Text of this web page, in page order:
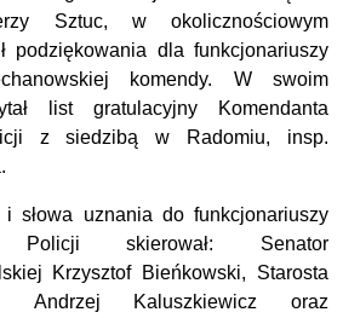
Sztuc, w okolicznościowym
podziękowania dla funkcjonariuszy
komendy. W swoim
list gratulacyjny Komendanta
z siedzibą w Radomiu, insp.
i słowa uznania do funkcjonariuszy
skierował: Senator
Krzysztof Bieńkowski, Starosta
Andrzej Kaluszkiewicz oraz